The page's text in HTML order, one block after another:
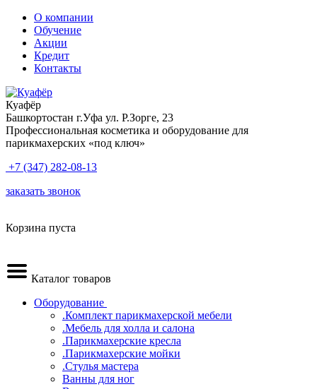
О компании
Обучение
Акции
Кредит
Контакты
Куафёр
Башкортостан г.Уфа ул. Р.Зорге, 23
Профессиональная косметика и оборудование для
парикмахерских «под ключ»
+7 (347) 282-08-13
заказать звонок
Корзина пуста
Каталог товаров
Оборудование
.Комплект парикмахерской мебели
.Мебель для холла и салона
.Парикмахерские кресла
.Парикмахерские мойки
.Стулья мастера
Ванны для ног